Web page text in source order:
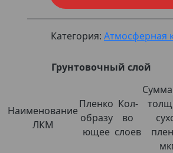
Категория: Атмосферная
Грунтовочный слой
Наименование
ЛКМ
Пленко
образу
ющее
Кол-
во
слоев